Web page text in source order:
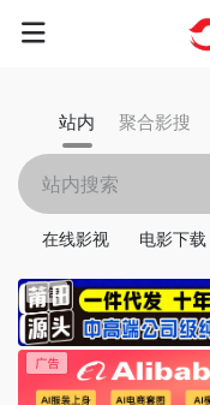
站内 聚合影搜
在线影视 电影下载